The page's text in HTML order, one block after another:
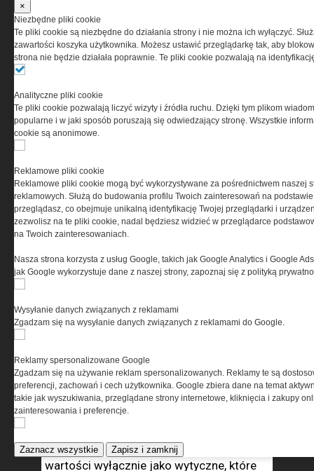
zapewnić ciepło bez względu na płeć,
T-lim – temperatura limitu/graniczna
– mężczyzna może spać komfortowo,
ale kobiecie może być już chłodno.
stopni Celsjusza miedzy kobietami
a mężczyznami,
T-ext – temperatura ekstremalna –
maksymalnie 6 godzin
drzemki/bytowania, po tym czasie
możliwe jest wychłodzenie i początek
hipotermii; pomimo że temperatura ta
jest wyliczona na kobietę, co daje
pewien margines błędu, to jednak
należy podchodzić ze szczególną
ostrożnością ze względu na znaczące
Odczytując wartości temperatur
na śpiworze należy pamiętać, że norma
śpiworów odnośnie do znormalizowanych
warunków badawczych. Temperatury te
nie uwzględniają wszystkich możliwych
zmian warunków użytkowania, reakcji
względu zaleca się przyjmować podane
wartości wyłącznie jako wytyczne, które
×
Niezbędne pliki cookie
Te pliki cookie są niezbędne do działania strony i nie można ich wyłączyć.
zawartości koszyka użytkownika. Możesz ustawić przeglądarkę tak, aby
strona nie będzie działała poprawnie. Te pliki cookie pozwalają na
Analityczne pliki cookie
Te pliki cookie pozwalają liczyć wizyty i źródła ruchu. Dzięki tym plikom
popularne i w jaki sposób poruszają się odwiedzający stronę. Wszystkie
cookie są anonimowe.
Reklamowe pliki cookie
Reklamowe pliki cookie mogą być wykorzystywane za pośrednictwem naszej
reklamowych. Służą do budowania profilu Twoich zainteresowań na
przeglądasz, co obejmuje unikalną identyfikację Twojej przeglądarki i
zezwolisz na te pliki cookie, nadal będziesz widzieć w przeglądarce
na Twoich zainteresowaniach.
Nasza strona korzysta z usług Google, takich jak Google Analytics i Google
jak Google wykorzystuje dane z naszej strony, zapoznaj się z polityką
Wysyłanie danych związanych z reklamami
Zgadzam się na wysyłanie danych związanych z reklamami do Google.
Reklamy spersonalizowane Google
Zgadzam się na używanie reklam spersonalizowanych. Reklamy te są
preferencji, zachowań i cech użytkownika. Google zbiera dane na temat
takie jak wyszukiwania, przeglądane strony internetowe, kliknięcia i zakupy
zainteresowania i preferencje.
Zaznacz wszystkie Zapisz i zamknij